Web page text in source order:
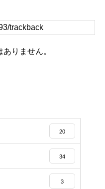
りません。
20
34
3